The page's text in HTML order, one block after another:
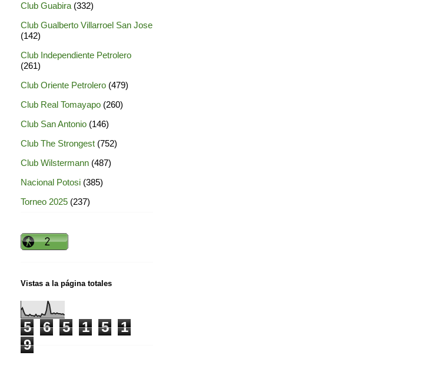
Club Guabira (332)
Club Gualberto Villarroel San Jose
(142)
Club Independiente Petrolero
(261)
Club Oriente Petrolero (479)
Club Real Tomayapo (260)
Club San Antonio (146)
Club The Strongest (752)
Club Wilstermann (487)
Nacional Potosi (385)
Torneo 2025 (237)
Vistas a la página totales
5 6 5 1 5
1
9